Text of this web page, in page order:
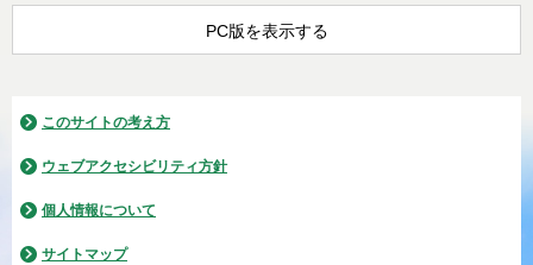
PC版を表示する
このサイトの考え方
ウェブアクセシビリティ方針
個人情報について
サイトマップ